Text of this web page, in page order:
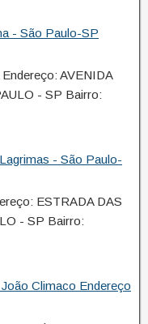
- São Paulo-SP
AVENIDA
- SP Bairro:
- São Paulo-
ESTRADA DAS
- SP Bairro:
Climaco Endereço